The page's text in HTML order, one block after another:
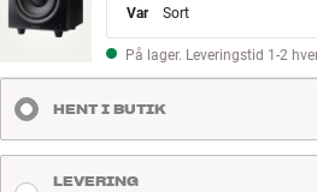
Variant
På lager. Leveringstid 1-2
HENT I BUTIK
LEVERING